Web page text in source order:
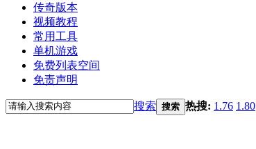
传奇版本
视频教程
常用工具
单机游戏
免费列表空间
免责声明
搜索 搜索 热搜: 1.76 1.80